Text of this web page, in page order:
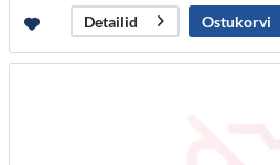
Detailid
Ostukorvi